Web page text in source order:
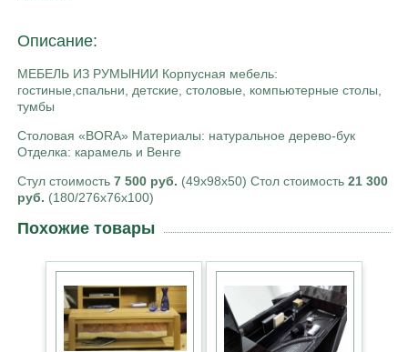
Описание:
МЕБЕЛЬ ИЗ РУМЫНИИ Корпусная мебель:
гостиные,спальни, детские, столовые, компьютерные столы,
тумбы
Столовая «BORA» Материалы: натуральное дерево-бук
Отделка: карамель и Венге
Стул стоимость 7 500 руб. (49х98х50) Стол стоимость 21 300
руб. (180/276х76х100)
Похожие товары